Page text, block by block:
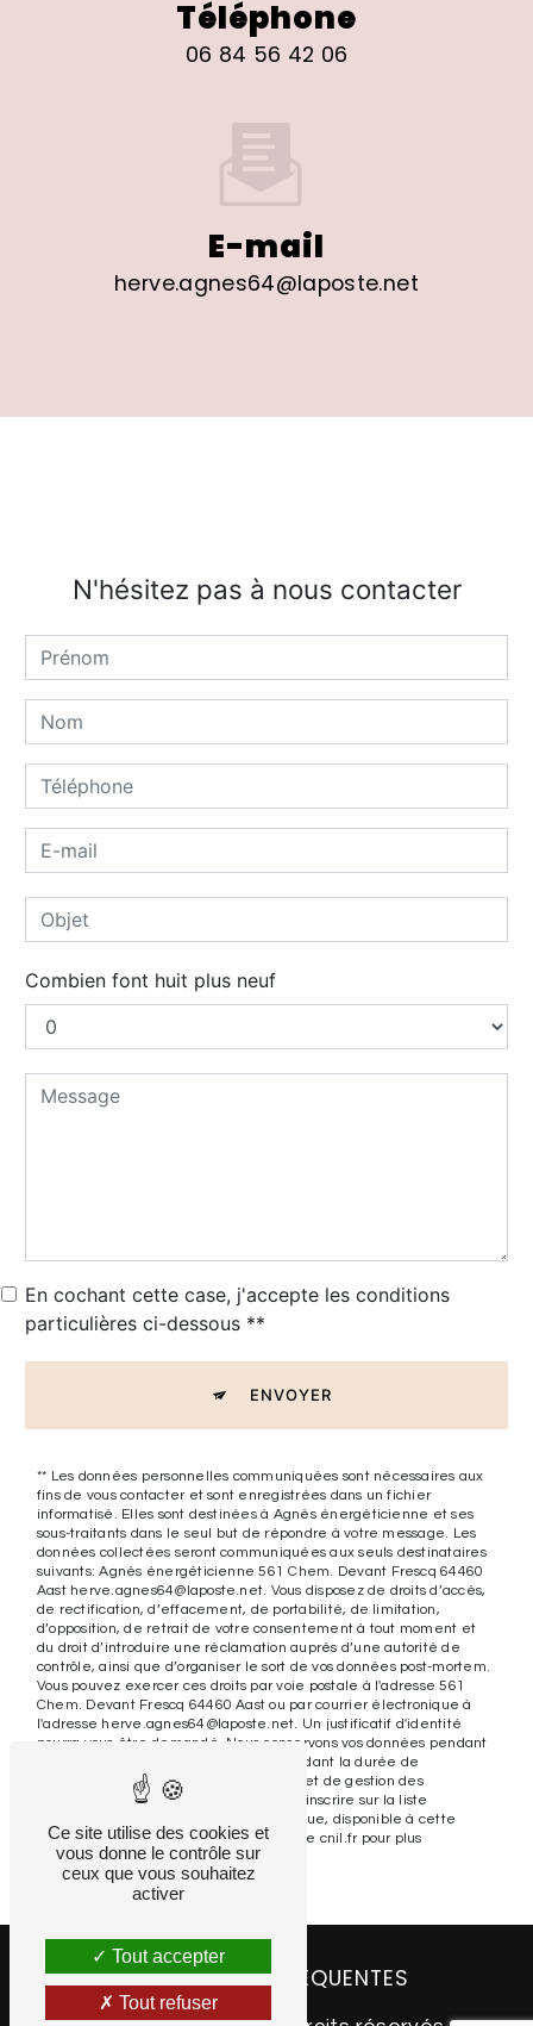
Téléphone
06 84 56 42 06
E-mail
herve.agnes64@laposte.net
N'hésitez pas à nous contacter
Combien font huit plus neuf
En cochant cette case, j'accepte les conditions
particulières ci-dessous **
ENVOYER
** Les données personnelles communiquées sont nécessaires aux
fins de vous contacter et sont enregistrées dans un fichier
informatisé. Elles sont destinées à Agnès énergéticienne et ses
sous-traitants dans le seul but de répondre à votre message. Les
données collectées seront communiquées aux seuls destinataires
suivants: Agnès énergéticienne 561 Chem. Devant Frescq 64460
Aast herve.agnes64@laposte.net. Vous disposez de droits d’accès,
de rectification, d’effacement, de portabilité, de limitation,
d’opposition, de retrait de votre consentement à tout moment et
du droit d’introduire une réclamation auprès d’une autorité de
contrôle, ainsi que d’organiser le sort de vos données post-mortem.
Vous pouvez exercer ces droits par voie postale à l'adresse 561
Chem. Devant Frescq 64460 Aast ou par courrier électronique à
l'adresse herve.agnes64@laposte.net. Un justificatif d'identité
pourra vous être demandé. Nous conservons vos données pendant
la période de prise de contact puis pendant la durée de
prescription légale aux fins probatoires et de gestion des
contentieux. Vous avez le droit de vous inscrire sur la liste
d'opposition au démarchage téléphonique, disponible à cette
adresse:Bloctel.gouv.fr. Consultez le site cnil.fr pour plus
d’informations sur vos droits.
RECHERCHES FRÉQUENTES
Ce site utilise des cookies et
vous donne le contrôle sur
ceux que vous souhaitez
activer
Tout accepter
Tout refuser